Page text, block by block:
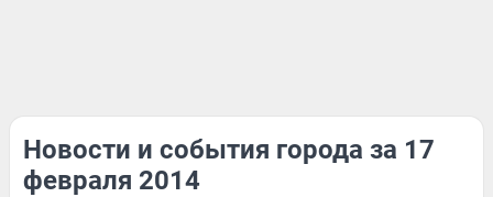
Новости и события города за 17
февраля 2014